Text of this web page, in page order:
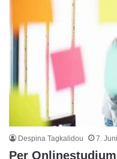
Despina Tagkalidou 7.
Per